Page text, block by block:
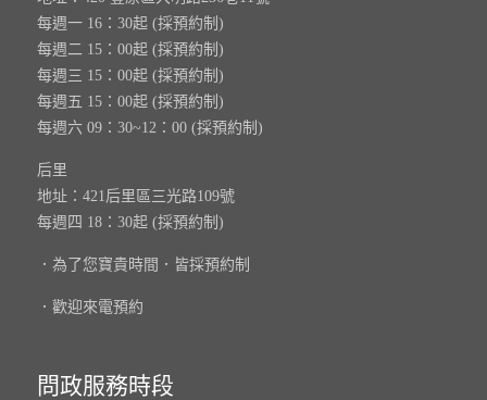
每週一 16：30起 (採預約制)
每週二 15：00起 (採預約制)
每週三 15：00起 (採預約制)
每週五 15：00起 (採預約制)
每週六 09：30~12：00 (採預約制)
后里
地址：421后里區三光路109號
每週四 18：30起 (採預約制)
．為了您寶貴時間．皆採預約制
．歡迎來電預約
問政服務時段